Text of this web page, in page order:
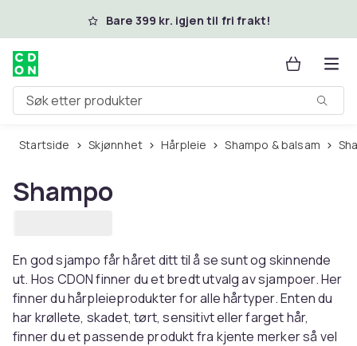
Hopp til hovedinnholdBare 399 kr. igjen til fri frakt!
Søk etter produkter
Startside Skjønnhet Hårpleie Shampo & balsam
Shampo
En god sjampo får håret ditt til å se sunt og skinnende
ut. Hos CDON finner du et bredt utvalg av sjampoer. Her
finner du hårpleieprodukter for alle hårtyper. Enten du
har krøllete, skadet, tørt, sensitivt eller farget hår,
finner du et passende produkt fra kjente merker så vel